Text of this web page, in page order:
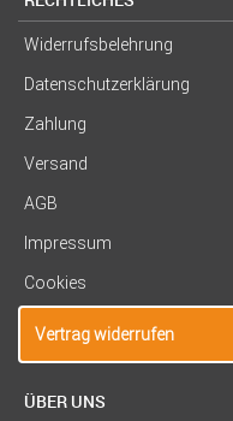
Widerrufsbelehrung
Datenschutzerklärung
Zahlung
Versand
AGB
Impressum
Cookies
Vertrag widerrufen
ÜBER UNS